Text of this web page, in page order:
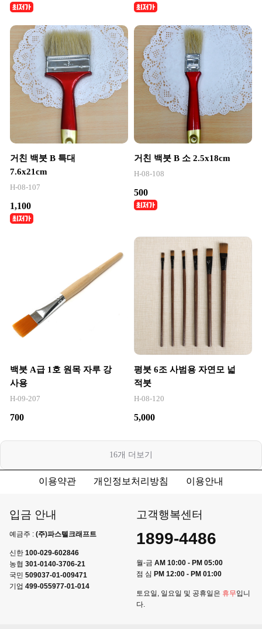
거친 백붓 B 특대
7.6x21cm
H-08-107
1,100
거친 백붓 B 소 2.5x18cm
H-08-108
500
백붓 A급 1호 원목 자루 강
사용
H-09-207
700
평붓 6조 사범용 자연모 넓
적붓
H-08-120
5,000
16개 더보기
이용약관 개인정보처리방침 이용안내
입금 안내
예금주 : (주)파스텔크래프트
신한 100-029-602846
농협 301-0140-3706-21
국민 509037-01-009471
기업 499-055977-01-014
고객행복센터
1899-4486
월-금 AM 10:00 - PM 05:00
점 심 PM 12:00 - PM 01:00
토요일, 일요일 및 공휴일은 휴무입니
다.